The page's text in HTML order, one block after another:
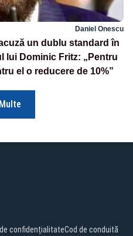
Daniel Onescu
un dublu standard în
lui Dominic Fritz: „Pentru
el o reducere de 10%”
confidențialitateCod de conduită